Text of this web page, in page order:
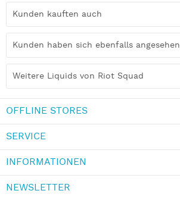
Kunden kauften auch
Kunden haben sich ebenfalls angesehen
Weitere Liquids von Riot Squad
OFFLINE STORES
SERVICE
INFORMATIONEN
NEWSLETTER